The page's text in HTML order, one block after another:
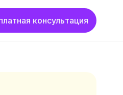
консультация